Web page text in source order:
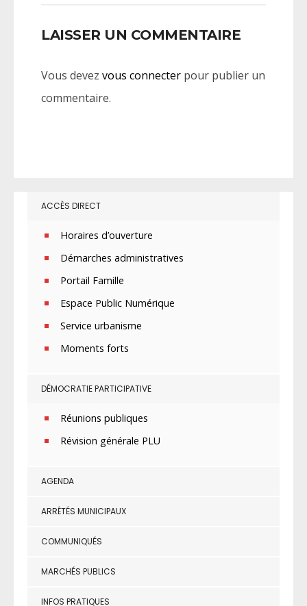
LAISSER UN COMMENTAIRE
Vous devez vous connecter pour publier un
commentaire.
ACCÈS DIRECT
Horaires d’ouverture
Démarches administratives
Portail Famille
Espace Public Numérique
Service urbanisme
Moments forts
DÉMOCRATIE PARTICIPATIVE
Réunions publiques
Révision générale PLU
AGENDA
ARRÊTÉS MUNICIPAUX
COMMUNIQUÉS
MARCHÉS PUBLICS
INFOS PRATIQUES